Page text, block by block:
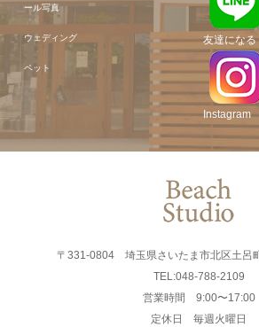
ール写真
ウェディング
ペット
友達になる
Instagram
〒331-0804 埼玉県さいたま市北区土呂
TEL:048-788-2109
営業時間 9:00〜17:00
定休日 毎週火曜日